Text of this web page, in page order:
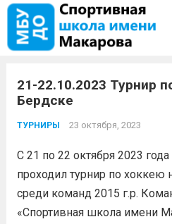
21-22.10.2023 Турнир
Бердске
ТУРНИРЫ 23 октября, 2023
С 21 по 22 октября 2023
проходил турнир по хоккею
среди команд 2015 г.р.
«Спортивная школа имени